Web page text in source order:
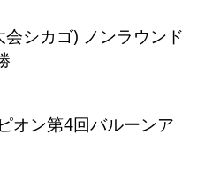
シカゴ) ノンラウンド
オン第4回バルーンア